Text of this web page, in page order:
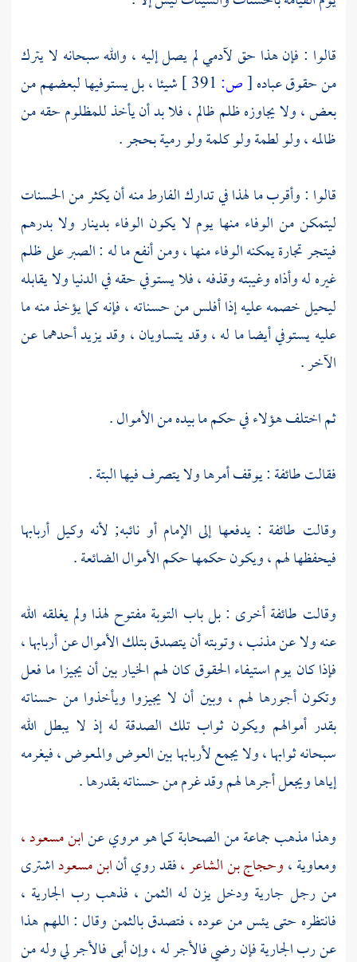
قالوا : فإن هذا حق لآدمي لم يصل إليه ، والله سبحانه لا يترك
من حقوق عباده[ص:
شيئا ، بل يستوفيها لبعضهم من
بعض ، ولا يجاوزه ظلم ظالم ، فلا بد أن يأخذ للمظلوم حقه من
ظالمه ، ولو لطمة ولو كلمة ولو رمية بحجر .
قالوا : وأقرب ما لهذا في تدارك الفارط منه أن يكثر من الحسنات
ليتمكن من الوفاء منها يوم لا يكون الوفاء بدينار ولا بدرهم
فيتجر تجارة يمكنه الوفاء منها ، ومن أنفع ما له : الصبر على ظلم
غيره له وأذاه وغيبته وقذفه ، فلا يستوفي حقه في الدنيا ولا يقابله
ليحيل خصمه عليه إذا أفلس من حسناته ، فإنه كما يؤخذ منه ما
عليه يستوفي أيضا ما له ، وقد يتساويان ، وقد يزيد أحدهما عن
الآخر .
ثم اختلف هؤلاء في حكم ما بيده من الأموال .
فقالت طائفة : يوقف أمرها ولا يتصرف فيها البتة .
وقالت طائفة : يدفعها إلى الإمام أو نائبه; لأنه وكيل أربابها
فيحفظها لهم ، ويكون حكمها حكم الأموال الضائعة .
وقالت طائفة أخرى : بل باب التوبة مفتوح لهذا ولم يغلقه الله
عنه ولا عن مذنب ، وتوبته أن يتصدق بتلك الأموال عن أربابها ،
فإذا كان يوم استيفاء الحقوق كان لهم الخيار بين أن يجيزا ما فعل
وتكون أجورها لهم ، وبين أن لا يجيزوا ويأخذوا من حسناته
بقدر أموالهم ويكون ثواب تلك الصدقة له إذ لا يبطل الله
سبحانه ثوابها ، ولا يجمع لأربابها بين العوض والمعوض ، فيغرمه
إياها ويجعل أجرها لهم وقد غرم من حسناته بقدرها .
وهذا مذهب جماعة من الصحابة كما هو مروي عنابن مسعود ،
ومعاوية ،وحجاج بن الشاعر ،فقد روي أنابن مسعوداشترى
من رجل جارية ودخل يزن له الثمن ، فذهب رب الجارية ،
فانتظره حتى يئس من عوده ، فتصدق بالثمن وقال : اللهم هذا
عن رب الجارية فإن رضي فالأجر له ، وإن أبى فالأجر لي وله من